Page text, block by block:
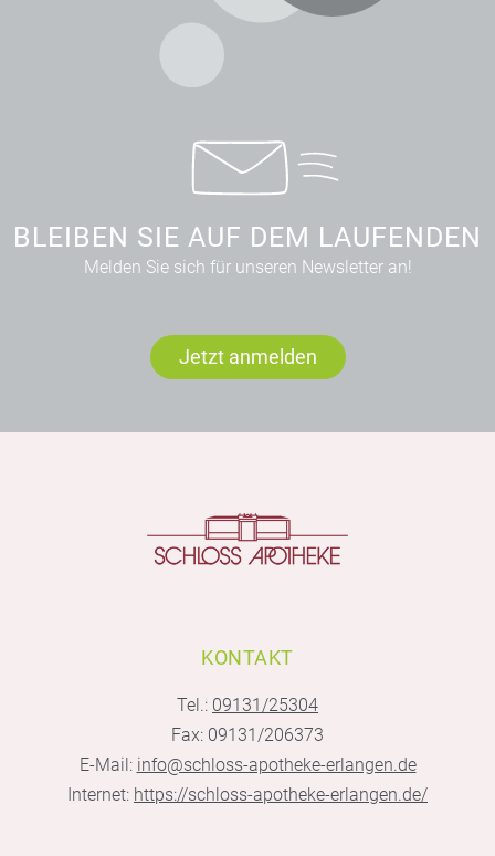
BLEIBEN SIE AUF DEM LAUFENDEN
Melden Sie sich für unseren Newsletter an!
Jetzt anmelden
KONTAKT
Tel.: 09131/25304
Fax: 09131/206373
E-Mail: info@schloss-apotheke-erlangen.de
Internet: https://schloss-apotheke-erlangen.de/